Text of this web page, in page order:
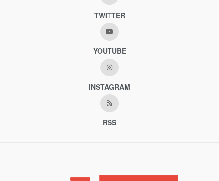
TWITTER
YOUTUBE
INSTAGRAM
RSS